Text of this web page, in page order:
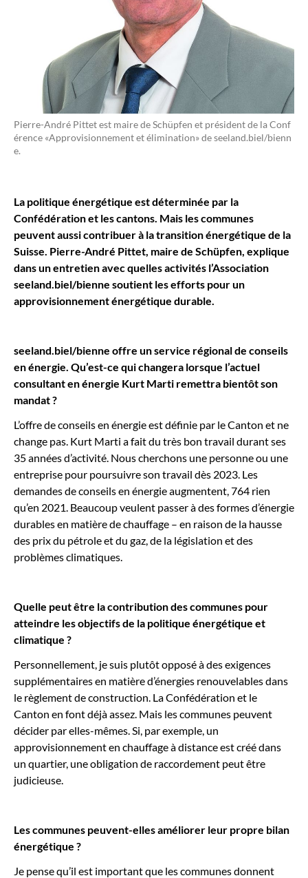
Pierre-André Pittet est maire de Schüpfen et président de la Conf
érence «Approvisionnement et élimination» de seeland.biel/bienn
e.
La politique énergétique est déterminée par la
Confédération et les cantons. Mais les communes
peuvent aussi contribuer à la transition énergétique de la
Suisse. Pierre-André Pittet, maire de Schüpfen, explique
dans un entretien avec quelles activités l’Association
seeland.biel/bienne soutient les efforts pour un
approvisionnement énergétique durable.
seeland.biel/bienne offre un service régional de conseils
en énergie. Qu’est-ce qui changera lorsque l’actuel
consultant en énergie Kurt Marti remettra bientôt son
mandat ?
L’offre de conseils en énergie est définie par le Canton et ne
change pas. Kurt Marti a fait du très bon travail durant ses
35 années d’activité. Nous cherchons une personne ou une
entreprise pour poursuivre son travail dès 2023. Les
demandes de conseils en énergie augmentent, 764 rien
qu’en 2021. Beaucoup veulent passer à des formes d’énergie
durables en matière de chauffage – en raison de la hausse
des prix du pétrole et du gaz, de la législation et des
problèmes climatiques.
Quelle peut être la contribution des communes pour
atteindre les objectifs de la politique énergétique et
climatique ?
Personnellement, je suis plutôt opposé à des exigences
supplémentaires en matière d’énergies renouvelables dans
le règlement de construction. La Confédération et le
Canton en font déjà assez. Mais les communes peuvent
décider par elles-mêmes. Si, par exemple, un
approvisionnement en chauffage à distance est créé dans
un quartier, une obligation de raccordement peut être
judicieuse.
Les communes peuvent-elles améliorer leur propre bilan
énergétique ?
Je pense qu’il est important que les communes donnent